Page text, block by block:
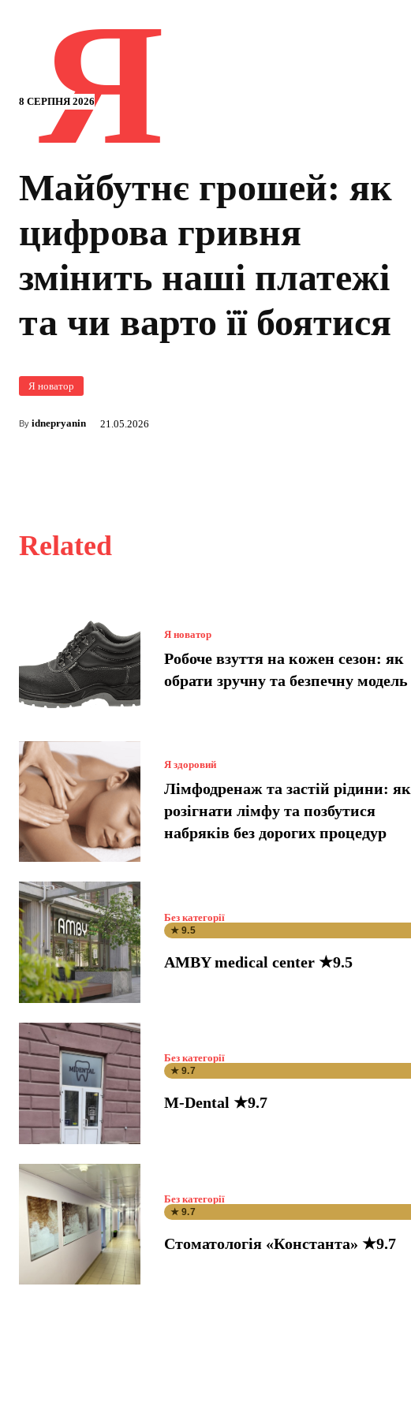
8 СЕРПНЯ 2026
Я
Майбутнє грошей: як
цифрова гривня
змінить наші платежі
та чи варто її боятися
Я новатор
By idnepryanin 21.05.2026
Related
Я новатор
Робоче взуття на кожен сезон: як
обрати зручну та безпечну модель
Я здоровий
Лімфодренаж та застій рідини: як
розігнати лімфу та позбутися
набряків без дорогих процедур
Без категорії
★ 9.5
AMBY medical center ★9.5
Без категорії
★ 9.7
M-Dental ★9.7
Без категорії
★ 9.7
Стоматологія «Константа» ★9.7